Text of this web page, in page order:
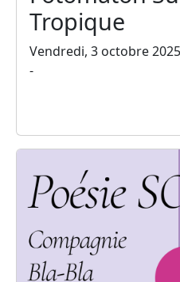
Tropique
Vendredi, 3 octobre 2025
-